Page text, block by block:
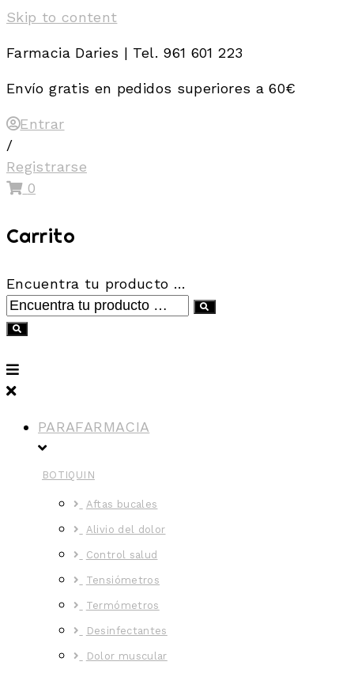
Skip to content
Farmacia Daries | Tel. 961 601 223
Envío gratis en pedidos superiores a 60€
Entrar
/
Registrarse
0
Carrito
Encuentra tu producto …
PARAFARMACIA
BOTIQUIN
Aftas bucales
Alivio del dolor
Control salud
Tensiómetros
Termómetros
Desinfectantes
Dolor muscular